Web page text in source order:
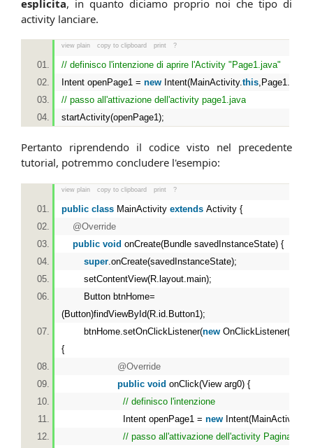
esplicita, in quanto diciamo proprio noi che tipo di
activity lanciare.
view plain copy to clipboard print ?
// definisco l'intenzione di aprire l'Activity "Page1.java"
Intent openPage1 = new Intent(MainActivity.this,Page1.
// passo all'attivazione dell'activity page1.java
startActivity(openPage1);
Pertanto riprendendo il codice visto nel precedente
tutorial, potremmo concludere l'esempio:
view plain copy to clipboard print ?
public class MainActivity extends Activity {
@Override
public void onCreate(Bundle savedInstanceState) {
super.onCreate(savedInstanceState);
setContentView(R.layout.main);
Button btnHome=
(Button)findViewById(R.id.Button1);
btnHome.setOnClickListener(new OnClickListener()
{
@Override
public void onClick(View arg0) {
// definisco l'intenzione
Intent openPage1 = new Intent(MainActivity.
// passo all'attivazione dell'activity Pagina.java